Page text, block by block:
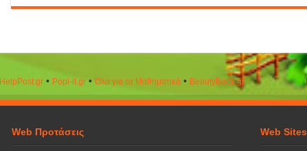
HelpPost.gr• Popi-it.gr•Όλα για τα Μαθηματικά• ΒeautyΒook.gr
Web Προτάσεις Web Sites